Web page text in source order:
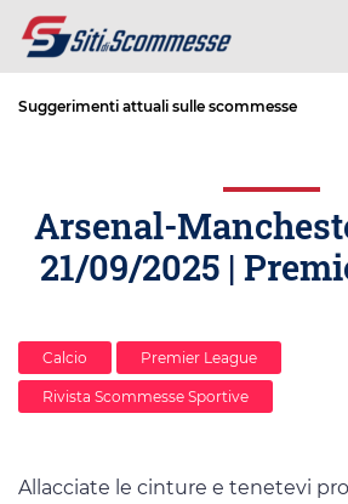
Suggerimenti attuali sulle scommesse
Arsenal-
21/09/2025 |
Calcio Premier League
Rivista Scommesse Sportive
Allacciate le cinture e tenetevi